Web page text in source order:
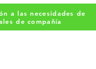
a las necesidades de
de compañía